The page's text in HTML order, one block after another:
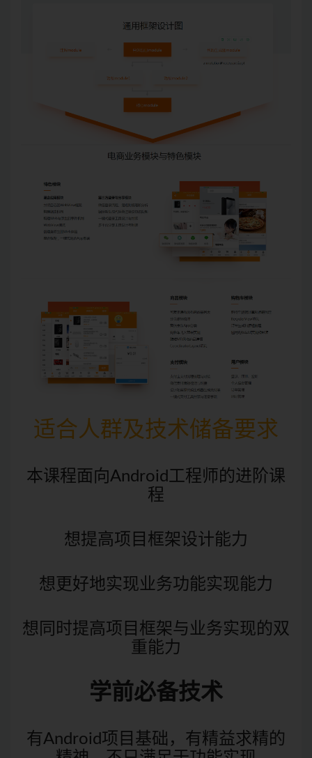
适合人群及技术储备要求
本课程面向Android工程师的进阶课
程
想提高项目框架设计能力
想更好地实现业务功能实现能力
想同时提高项目框架与业务实现的双
重能力
学前必备技术
有Android项目基础，有精益求精的